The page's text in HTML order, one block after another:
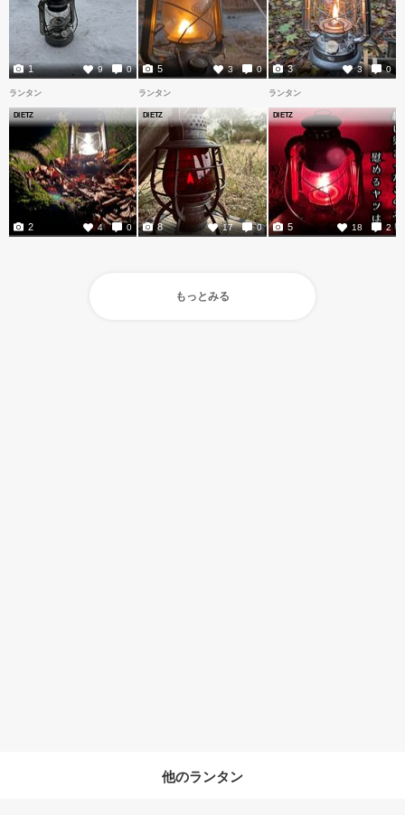
9 0
1 3 0
5 3 0
3
ランタン
DIETZ
4 0
2
ランタン
DIETZ
17 0
8
ランタン
DIETZ
18 2
5
もっとみる
他のランタン